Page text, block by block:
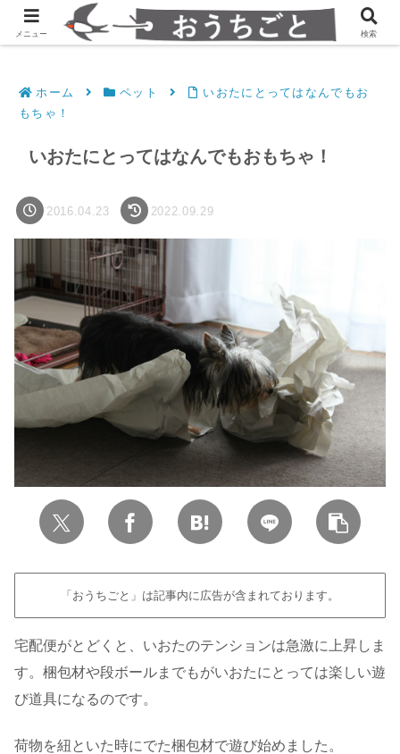
発達障害凸凹夫婦のシンプルすっきり生活
ホーム ペット
いおたにとってはなんでもお
もちゃ！
いおたにとってはなんでもおもちゃ！
2016.04.23 2022.09.29
「おうちごと」は記事内に広告が含まれております。
宅配便がとどくと、いおたのテンションは急激に上昇しま
す。梱包材や段ボールまでもがいおたにとっては楽しい遊
び道具になるのです。
荷物を紐といた時にでた梱包材で遊び始めました。
メニュー 検索